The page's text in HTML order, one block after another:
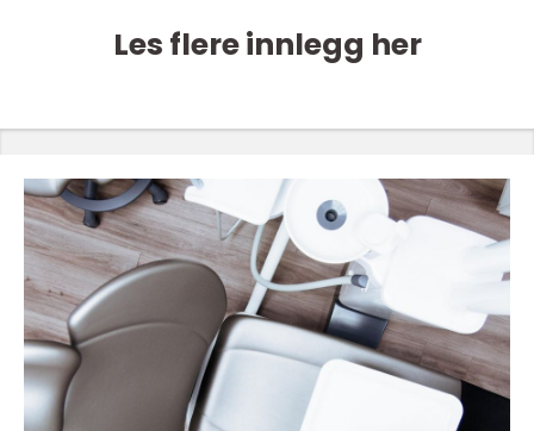
Les flere innlegg her